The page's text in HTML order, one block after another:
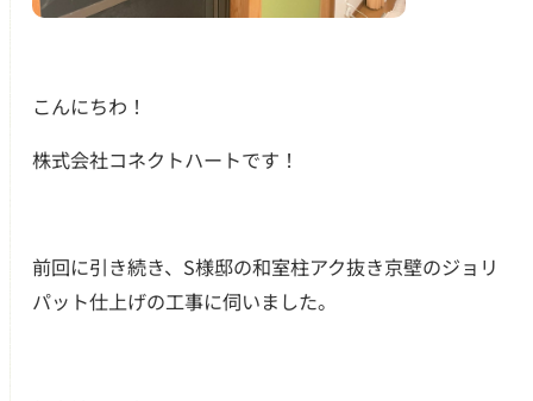
つのお約束
こんにちわ！
株式会社コネクトハートです！
前回に引き続き、S様邸の和室柱アク抜き京壁のジョリ
パット仕上げの工事に伺いました。